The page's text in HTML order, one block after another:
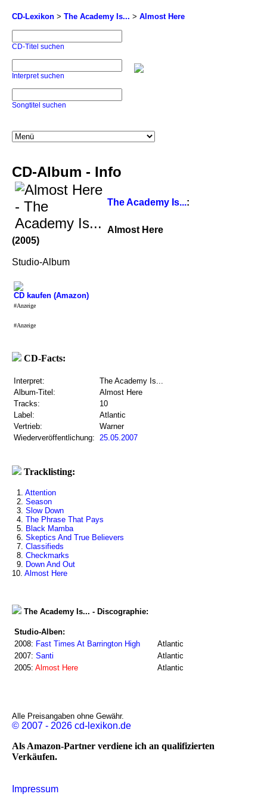
CD-Lexikon > The Academy Is... > Almost Here
CD-Titel suchen
Interpret suchen
Songtitel suchen
CD-Album - Info
The Academy Is...:
Almost Here
(2005)
Studio-Album
CD kaufen (Amazon)
#Anzeige
#Anzeige
CD-Facts:
Interpret:
The Academy Is...
Album-Titel:
Almost Here
Tracks:
10
Label:
Atlantic
Vertrieb:
Warner
Wiederveröffentlichung: 25.05.2007
Tracklisting:
1. Attention
2. Season
3. Slow Down
4. The Phrase That Pays
5. Black Mamba
6. Skeptics And True Believers
7. Classifieds
8. Checkmarks
9. Down And Out
10. Almost Here
The Academy Is... - Discographie:
Studio-Alben:
2008: Fast Times At Barrington High
Atlantic
2007: Santi
Atlantic
2005: Almost Here Atlantic
Alle Preisangaben ohne Gewähr.
© 2007 - 2026 cd-lexikon.de
Als Amazon-Partner verdiene ich an qualifizierten
Verkäufen.
Impressum